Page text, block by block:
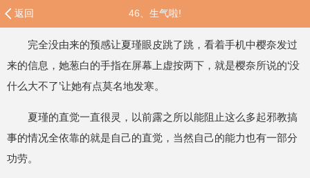
返回 46、生气啦!
完全没由来的预感让夏瑾眼皮跳了跳，看着手机中樱奈发过
来的信息，她葱白的手指在屏幕上虚按两下，就是樱奈所说的‘没
什么大不了’让她有点莫名地发寒。
夏瑾的直觉一直很灵，以前露之所以能阻止这么多起邪教搞
事的情况全依靠的就是自己的直觉，当然自己的能力也有一部分
功劳。